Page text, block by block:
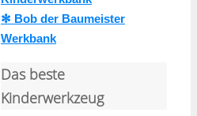
✻ Bob der Baumeister
Werkbank
Das beste
Kinderwerkzeug